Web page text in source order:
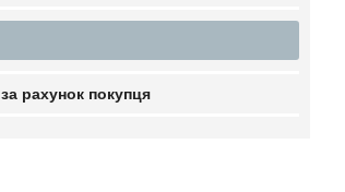
за рахунок покупця